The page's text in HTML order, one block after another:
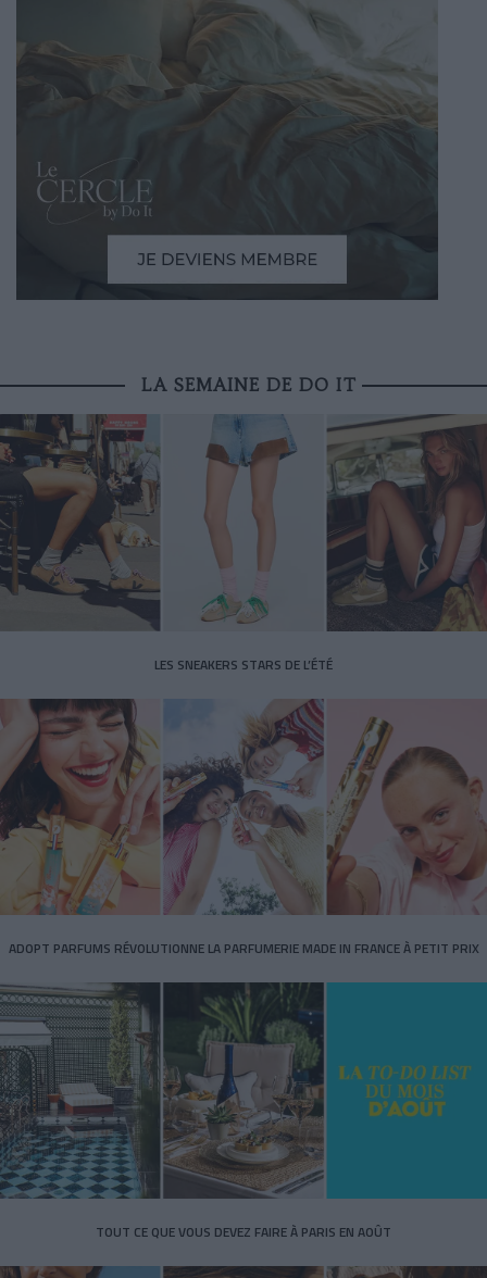
LA SEMAINE DE DO IT
LES SNEAKERS STARS DE L’ÉTÉ
ADOPT PARFUMS RÉVOLUTIONNE LA PARFUMERIE MADE IN FRANCE À PETIT PRIX
TOUT CE QUE VOUS DEVEZ FAIRE À PARIS EN AOÛT